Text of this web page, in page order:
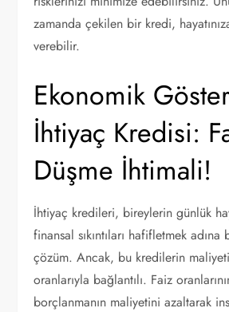
zamanda çekilen bir kredi,
verebilir.
Ekonomik
İhtiyaç Kredisi:
Düşme İhtimali!
İhtiyaç kredileri, bireylerin günlük
finansal sıkıntıları hafifletmek
çözüm. Ancak, bu kredilerin
oranlarıyla bağlantılı. Faiz
borçlanmanın maliyetini azaltarak